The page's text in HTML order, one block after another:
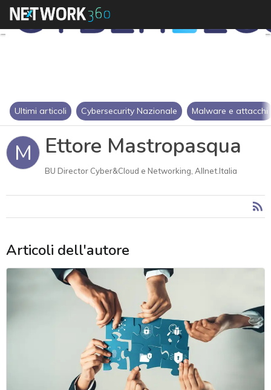
Ultimi articoli Cybersecurity Nazionale Malware e attacchi
M Ettore Mastropasqua
BU Director Cyber&Cloud e Networking, Allnet.Italia
Articoli dell'autore